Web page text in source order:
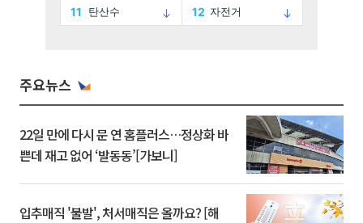
주요뉴스
22일 만에 다시 문 연 홈플러스…정상화 바
쁜데 재고 없어 ‘발동동’[가보니]
입추매직 '불발', 처서매직은 올까요? [해